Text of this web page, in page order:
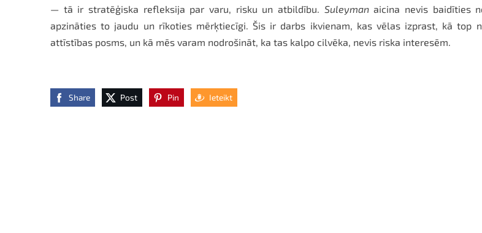
— tā ir stratēģiska refleksija par varu, risku un atbildību. Suleymanaicina nevis baidīties
apzināties to jaudu un rīkoties mērķtiecīgi. Šis ir darbs ikvienam, kas vēlas izprast, kā top
attīstības posms, un kā mēs varam nodrošināt, ka tas kalpo cilvēka, nevis riska interesēm.
Share Post Pin Ieteikt